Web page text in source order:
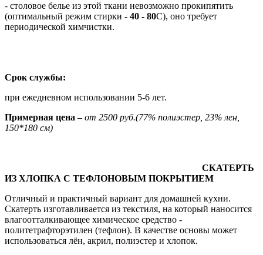
- столовое белье из этой ткани невозможно прокипятить
(оптимальный режим стирки - 40 - 80С), оно требует
периодической химчистки.
Срок службы:
при ежедневном использовании 5-6 лет.
Примерная цена –от 2500 руб.(77% полиэстер, 23% лен,
150*180 см)
СКАТЕРТЬ
ИЗ ХЛОПКА С ТЕФЛОНОВЫМ ПОКРЫТИЕМ
Отличный и практичный вариант для домашней кухни.
Скатерть изготавливается из текстиля, на который наносится
влагоотталкивающее химическое средство -
политетрафторэтилен (тефлон). В качестве основы может
использоваться лён, акрил, полиэстер и хлопок.